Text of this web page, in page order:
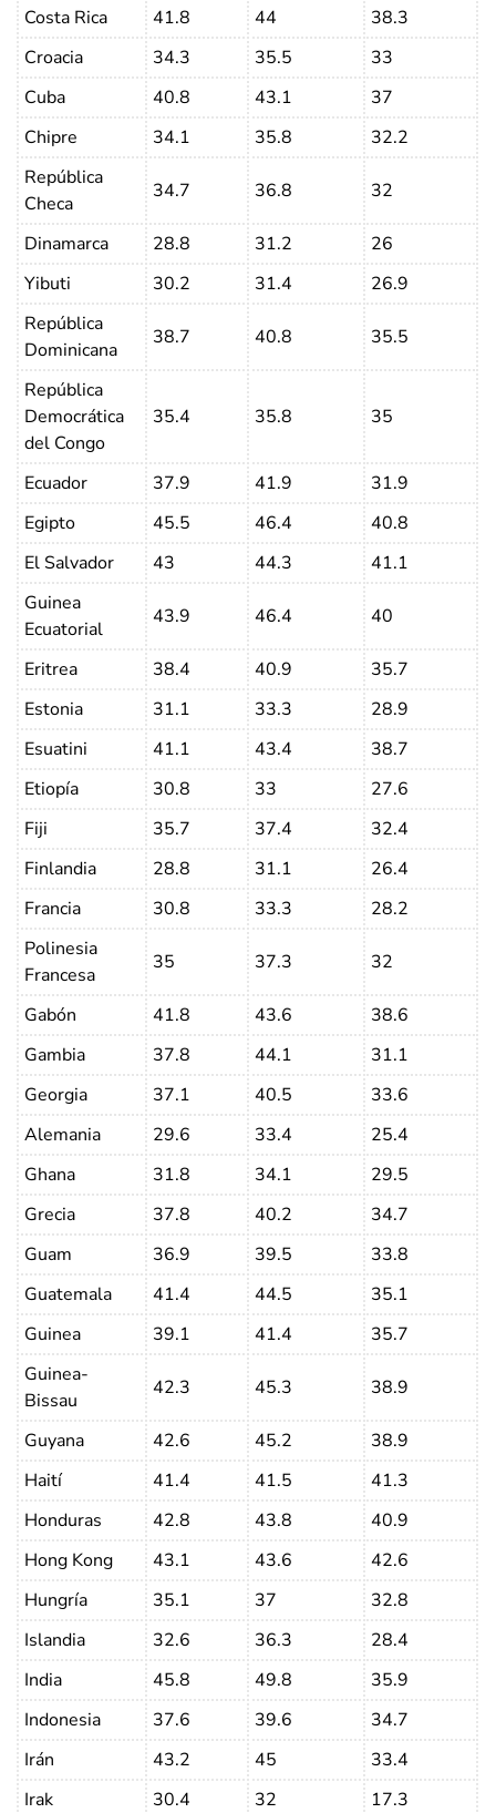
Costa Rica 41.8 44
38.3
Croacia
34.3 35.5
33
Cuba
40.8 43.1
37
Chipre
34.1 35.8
32.2
República
Checa
34.7 36.8 32
Dinamarca 28.8 31.2
26
Yibuti
30.2 31.4
26.9
República
Dominicana
38.7 40.8 35.5
República
Democrática
del Congo
35.4 35.8 35
Ecuador 37.9 41.9
31.9
Egipto
45.5 46.4
40.8
El Salvador
43 44.3
41.1
Guinea
Ecuatorial
43.9 46.4 40
Eritrea 38.4 40.9
35.7
Estonia
31.1 33.3
28.9
Esuatini
41.1 43.4
38.7
Etiopía
30.8 33
27.6
Fiji
35.7 37.4
32.4
Finlandia
28.8 31.1
26.4
Francia
30.8 33.3
28.2
Polinesia
Francesa
35 37.3 32
Gabón 41.8 43.6
38.6
Gambia
37.8 44.1
31.1
Georgia
37.1 40.5
33.6
Alemania
29.6 33.4
25.4
Ghana
31.8 34.1
29.5
Grecia
37.8 40.2
34.7
Guam
36.9 39.5
33.8
Guatemala
41.4 44.5
35.1
Guinea
39.1 41.4
35.7
Guinea-
Bissau
42.3 45.3 38.9
Guyana 42.6 45.2
38.9
Haití
41.4 41.5
41.3
Honduras
42.8 43.8
40.9
Hong Kong
43.1 43.6
42.6
Hungría
35.1 37
32.8
Islandia
32.6 36.3
28.4
India
45.8 49.8
35.9
Indonesia
37.6 39.6
34.7
Irán
43.2 45
33.4
Irak
30.4 32
17.3